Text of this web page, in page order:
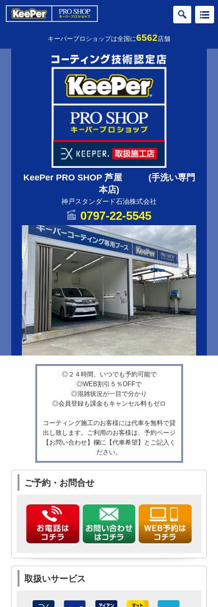
キーパープロショップは全国に6562店舗
KeePer PRO SHOP 芦屋 (手洗い専門
本店)
神戸スタンダード石油株式会社
0797-22-5545
◎２４時間、いつでも予約可能で
◎WEB割引５％OFFで
◎混雑状況が一目で分かり
◎会員登録も課金もキャンセル料もゼロ
コーティング施工のお客様には代車を無料で貸
出し致します。ご利用のお客様は、予約ページ
【お問い合わせ】欄に【代車希望】とご記入く
ださい。
ご予約・お問合せ
取扱いサービス